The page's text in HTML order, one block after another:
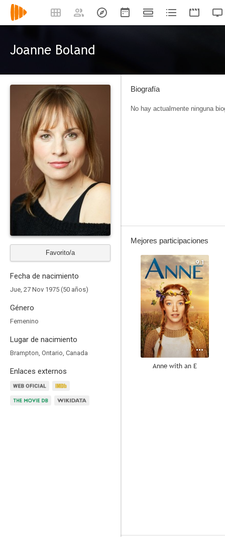
Joanne Boland
Favorito/a
Fecha de nacimiento
Jue, 27 Nov 1975 (50 años)
Género
Femenino
Lugar de nacimiento
Brampton, Ontario, Canada
Enlaces externos
Biografía
No hay actualmente ninguna
Mejores participaciones
9.1
Anne with an E